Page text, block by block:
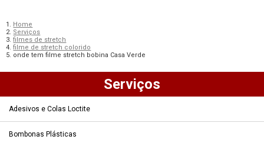
Home
Serviços
filmes de stretch
filme de stretch colorido
onde tem filme stretch bobina Casa Verde
Serviços
Adesivos e Colas Loctite
Bombonas Plásticas